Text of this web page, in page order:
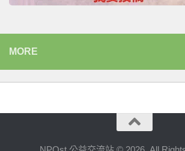
MORE